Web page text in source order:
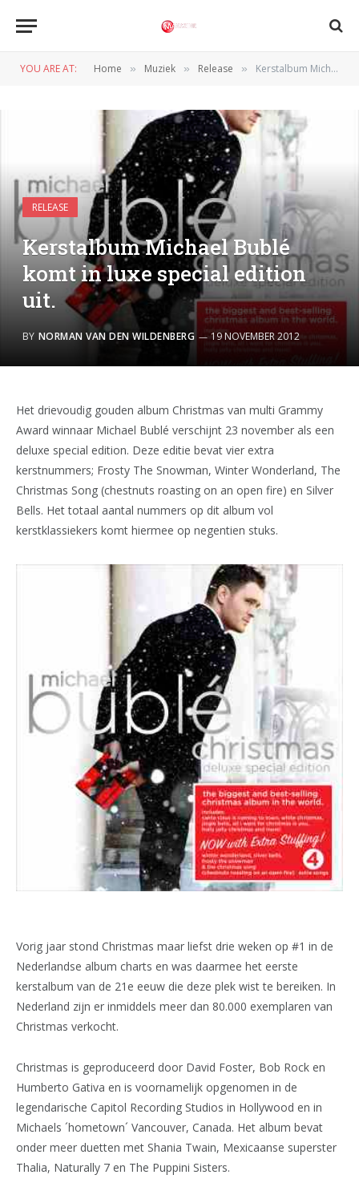
YOU ARE AT: Home » Muziek » Release » Kerstalbum Michael Bublé komt in luxe special edition uit.
RELEASE
Kerstalbum Michael Bublé
komt in luxe special edition
uit.
BY NORMAN VAN DEN WILDENBERG 19 NOVEMBER 2012
Het drievoudig gouden album Christmas van multi Grammy
Award winnaar Michael Bublé verschijnt 23 november als een
deluxe special edition. Deze editie bevat vier extra
kerstnummers; Frosty The Snowman, Winter Wonderland, The
Christmas Song (chestnuts roasting on an open fire) en Silver
Bells. Het totaal aantal nummers op dit album vol
kerstklassiekers komt hiermee op negentien stuks.
Vorig jaar stond Christmas maar liefst drie weken op #1 in de
Nederlandse album charts en was daarmee het eerste
kerstalbum van de 21e eeuw die deze plek wist te bereiken. In
Nederland zijn er inmiddels meer dan 80.000 exemplaren van
Christmas verkocht.
Christmas is geproduceerd door David Foster, Bob Rock en
Humberto Gativa en is voornamelijk opgenomen in de
legendarische Capitol Recording Studios in Hollywood en in
Michaels ´hometown´ Vancouver, Canada. Het album bevat
onder meer duetten met Shania Twain, Mexicaanse superster
Thalia, Naturally 7 en The Puppini Sisters.